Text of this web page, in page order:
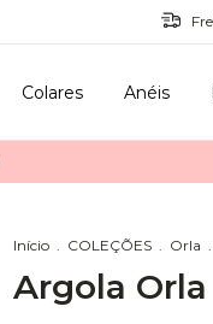
Colares Anéis
Início COLEÇÕES Orla
Argola